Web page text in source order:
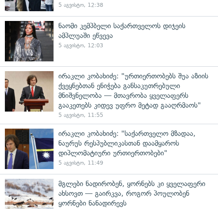
5 აგვისტო, 12:38
ნაომი კემპბელი საქართველოს დიჯეის
ამპლუაში ეწვევა
5 აგვისტო, 12:03
ირაკლი კობახიძე: "ურთიერთობებს შუა აზიის
ქვეყნებთან ენიჭება განსაკუთრებული
მნიშვნელობა — მთავრობა ყველაფერს
გააკეთებს კიდევ უფრო მეტად გააღრმაოს"
5 აგვისტო, 11:55
ირაკლი კობახიძე: "საქართველო მზადაა,
ნაურუს რესპუბლიკასთან დაამყაროს
დიპლომატიური ურთიერთობები"
5 აგვისტო, 11:49
მგლები ნადირობენ, ყორნებს კი ყველაფერი
ახსოვთ — გაირკვა, როგორ პოულობენ
ყორნები ნანადირევს